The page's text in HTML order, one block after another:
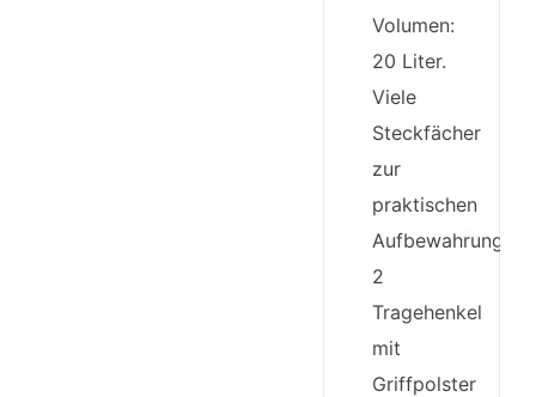
Volumen:
20 Liter.
Viele
Steckfächer
zur
praktischen
Aufbewahrung
2
Tragehenkel
mit
Griffpolster